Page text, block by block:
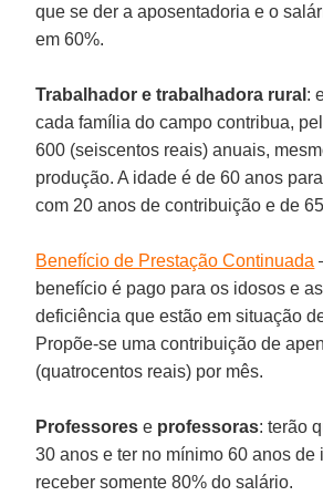
que se der a aposentadoria e o
em 60%.
Trabalhador e trabalhadora rural :
cada família do campo contribua,
600 (seiscentos reais) anuais,
produção. A idade é de 60 anos
com 20 anos de contribuição e de
Benefício de Prestação Continuada
benefício é pago para os idosos e
deficiência que estão em situação
Propõe-se uma contribuição de
(quatrocentos reais) por mês.
Professores e professoras: terão
30 anos e ter no mínimo 60 anos de
receber somente 80% do salário.